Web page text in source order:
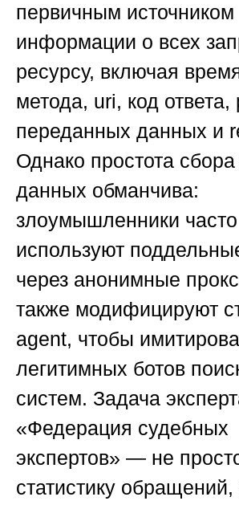
первичным источником
информации о всех
ресурсу, включая
метода, uri, код ответа,
переданных данных и
Однако простота сбора
данных обманчива:
злоумышленники часто
используют
через анонимные
также модифицируют
agent, чтобы
легитимных ботов
систем. Задача
«Федерация судебных
экспертов» — не
статистику